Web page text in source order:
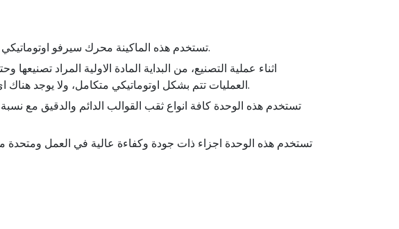
تستخدم هذه الماكينة محرك سيرفو اوتوماتيكي محوسب للتحكم بالطول وسهولة العمل، توافق مواصفات المنتج، شكل خارجي جيد وجودة عالية.
اثناء عملية التصنيع، من البداية المادة الاولية المراد
العمليات تتم بشكل اوتوماتيكي متكامل، ولا يوجد هناك اي حاجة للعمالة وذلك من أجل تسريع زيادة الانتاج، حفظ كلفة الانتاج، وللتحديث والقدرة المنافسة.
تستخدم هذه الوحدة كافة انواع ثقب القوالب الدائم والدقيق مع
تستخدم هذه الوحدة اجزاء ذات جودة وكفاءة عالية في العمل